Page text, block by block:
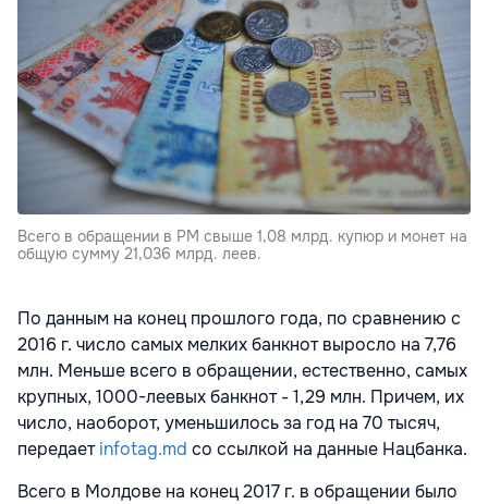
Всего в обращении в РМ свыше 1,08 млрд. купюр и монет на
общую сумму 21,036 млрд. леев.
По данным на конец прошлого года, по сравнению с
2016 г. число самых мелких банкнот выросло на 7,76
млн. Меньше всего в обращении, естественно, самых
крупных, 1000-леевых банкнот - 1,29 млн. Причем, их
число, наоборот, уменьшилось за год на 70 тысяч,
передаетinfotag.md со ссылкой на данные Нацбанка.
Всего в Молдове на конец 2017 г. в обращении было